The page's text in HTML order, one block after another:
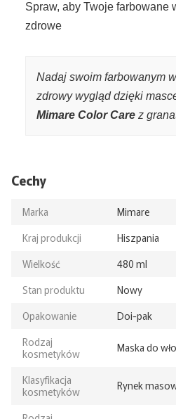
Spraw, aby Twoje farbowane
zdrowe
Nadaj swoim farbowanym
zdrowy wygląd dzięki
Mimare Color Care z
Cechy
Marka
Mimare
Kraj produkcji
Hiszpania
Wielkość
480 ml
Stan produktu
Nowy
Opakowanie
Doi-pak
Rodzaj
kosmetyków
Maska do
Klasyfikacja
kosmetyków
Rynek